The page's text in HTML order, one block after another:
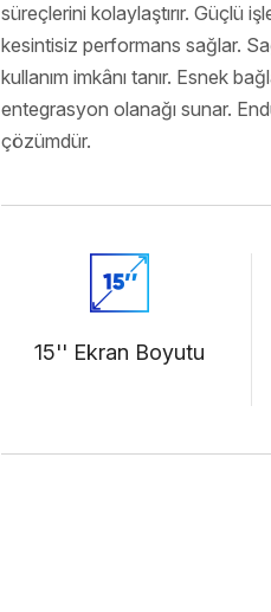
süreçlerini kolaylaştırır. Güçlü
kesintisiz performans sağlar.
kullanım imkânı tanır. Esnek
entegrasyon olanağı sunar.
çözümdür.
15'' Ekran Boyutu